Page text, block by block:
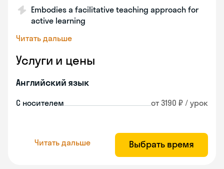
Embodies a facilitative teaching approach for
active learning
Читать дальше
Услуги и цены
Английский язык
С носителем от 3190 ₽ / урок
Читать дальше Выбрать время